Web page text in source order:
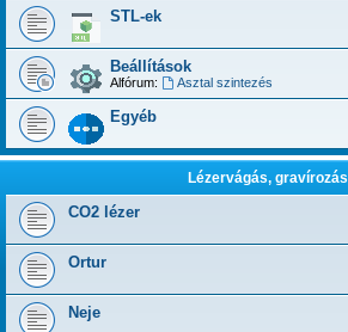
STL-ek
Beállítások
Alfórum: Asztal szintezés
Egyéb
Lézervágás, gravírozás
CO2 lézer
Ortur
Neje